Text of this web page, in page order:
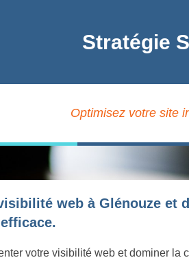
Stratégie
Optimisez votre site
web à Glénouze et
votre visibilité web et dominer la